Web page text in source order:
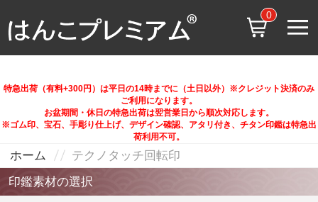
0
特急出荷（有料+300円）は平日の14時までに（土日以外）※クレジット決済のみ
ご利用になります。
お盆期間・休日の特急出荷は翌営業日から順次対応します。
※ゴム印、宝石、手彫り仕上げ、デザイン確認、アタリ付き、チタン印鑑は特急出
荷利用不可。
ホーム
テクノタッチ回転印
印鑑素材の選択